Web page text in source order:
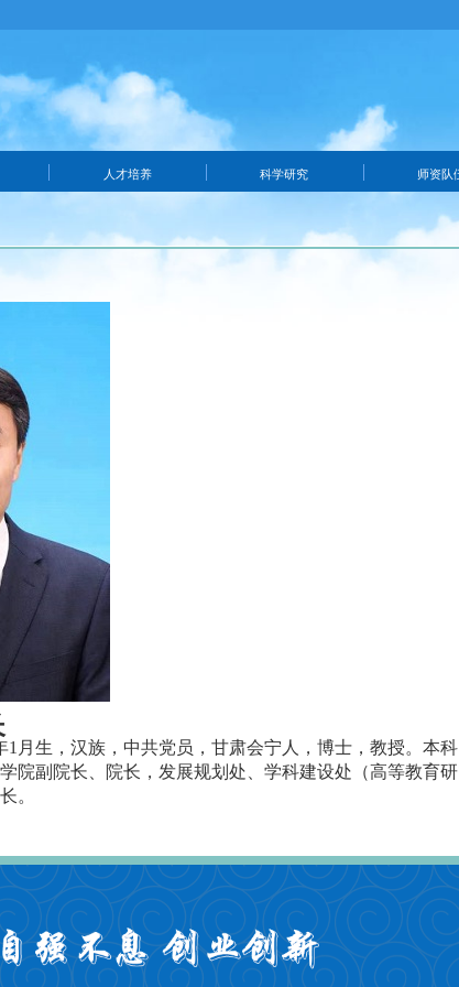
人才培养 科学研究 师资队
1月生，汉族，中共党员，甘肃会宁人，博士，教授。本
院副院长、院长，发展规划处、学科建设处（高等教育
。